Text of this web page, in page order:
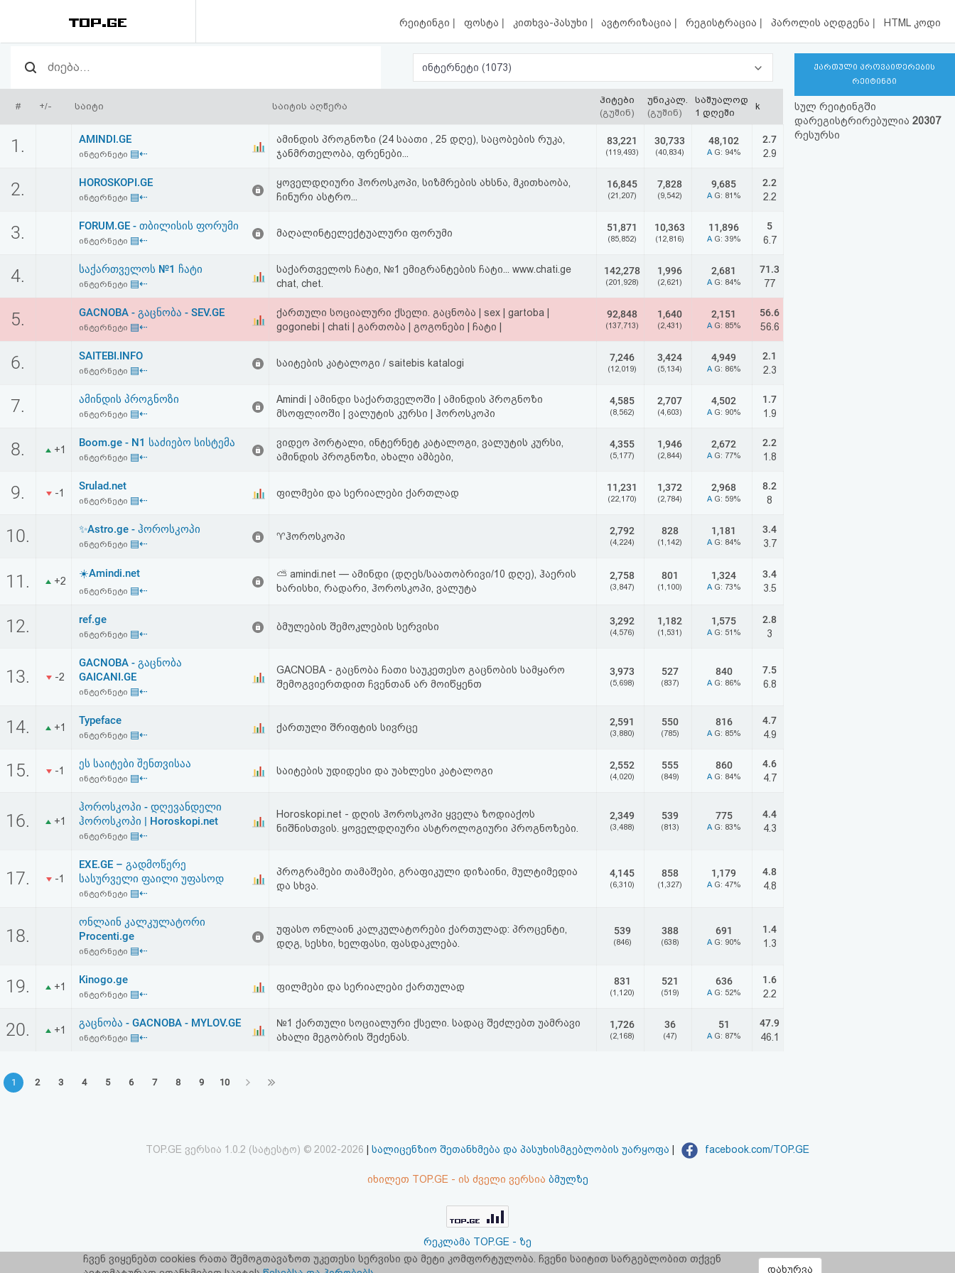
რეიტინგი | ფოსტა | კითხვა-პასუხი | ავტორიზაცია | რეგისტრაცია | პაროლის აღდგენა | HTML კოდი
რეიტინგი
(მთავარი)
ფოსტა
ავტორიზაცია
რეგისტრაცია
პაროლის
აღდგენა
HTML
შეთანხმება
პასუხისმგებლობის
უარყოფა
ინტერნეტი (1073)
# +/- საიტი საიტის აღწერა
ჰიტები
(გუშინ)
უნიკალ.
(გუშინ)
საშუალოდ
1 დღეში
k
1. AMINDI.GE
ინტერნეტი ▤⇠
ამინდის პროგნოზი (24 საათი , 25 დღე), საცობების რუკა,
ჯანმრთელობა, ფრენები...
83,221
(119,493)
30,733
(40,834)
48,102
A G: 94%
2.7
2.9
2. HOROSKOPI.GE
ინტერნეტი ▤⇠
ყოველდღიური ჰოროსკოპი, სიზმრების ახსნა, მკითხაობა,
ჩინური ასტრო...
16,845
(21,207)
7,828
(9,542)
9,685
A G: 81%
2.2
2.2
3. FORUM.GE - თბილისის ფორუმი
ინტერნეტი ▤⇠
მაღალინტელექტუალური ფორუმი 51,871
(85,852)
10,363
(12,816)
11,896
A G: 39%
5
6.7
4. საქართველოს №1 ჩატი
ინტერნეტი ▤⇠
საქართველოს ჩატი, №1 ემიგრანტების ჩატი... www.chati.ge
chat, chet.
142,278
(201,928)
1,996
(2,621)
2,681
A G: 84%
71.3
77
5. GACNOBA - გაცნობა - SEV.GE
ინტერნეტი ▤⇠
ქართული სოციალური ქსელი. გაცნობა | sex | gartoba |
gogonebi | chati | გართობა | გოგონები | ჩატი |
92,848
(137,713)
1,640
(2,431)
2,151
A G: 85%
56.6
56.6
6. SAITEBI.INFO
ინტერნეტი ▤⇠
საიტების კატალოგი / saitebis katalogi 7,246
(12,019)
3,424
(5,134)
4,949
A G: 86%
2.1
2.3
7. ამინდის პროგნოზი
ინტერნეტი ▤⇠
Amindi | ამინდი საქართველოში | ამინდის პროგნოზი
მსოფლიოში | ვალუტის კურსი | ჰოროსკოპი
4,585
(8,562)
2,707
(4,603)
4,502
A G: 90%
1.7
1.9
8. +1
Boom.ge - N1 საძიებო სისტემა
ინტერნეტი ▤⇠
ვიდეო პორტალი, ინტერნეტ კატალოგი, ვალუტის კურსი,
ამინდის პროგნოზი, ახალი ამბები,
4,355
(5,177)
1,946
(2,844)
2,672
A G: 77%
2.2
1.8
9. -1
Srulad.net
ინტერნეტი ▤⇠
ფილმები და სერიალები ქართლად 11,231
(22,170)
1,372
(2,784)
2,968
A G: 59%
8.2
8
10. ✨Astro.ge - ჰოროსკოპი
ინტერნეტი ▤⇠
♈ჰოროსკოპი 2,792
(4,224)
828
(1,142)
1,181
A G: 84%
3.4
3.7
11. +2
☀️Amindi.net
ინტერნეტი ▤⇠
⛅ amindi.net — ამინდი (დღეს/საათობრივი/10 დღე), ჰაერის
ხარისხი, რადარი, ჰოროსკოპი, ვალუტა
2,758
(3,847)
801
(1,100)
1,324
A G: 73%
3.4
3.5
12. ref.ge
ინტერნეტი ▤⇠
ბმულების შემოკლების სერვისი 3,292
(4,576)
1,182
(1,531)
1,575
A G: 51%
2.8
3
13. -2
GACNOBA - გაცნობა
GAICANI.GE
ინტერნეტი ▤⇠
GACNOBA - გაცნობა ჩათი საუკეთესო გაცნობის სამყარო
შემოგვიერთდით ჩვენთან არ მოიწყენთ
3,973
(5,698)
527
(837)
840
A G: 86%
7.5
6.8
14. +1
Typeface
ინტერნეტი ▤⇠
ქართული შრიფტის სივრცე 2,591
(3,880)
550
(785)
816
A G: 85%
4.7
4.9
15. -1
ეს საიტები შენთვისაა
ინტერნეტი ▤⇠
საიტების უდიდესი და უახლესი კატალოგი 2,552
(4,020)
555
(849)
860
A G: 84%
4.6
4.7
16. +1
ჰოროსკოპი - დღევანდელი
ჰოროსკოპი | Horoskopi.net
ინტერნეტი ▤⇠
Horoskopi.net - დღის ჰოროსკოპი ყველა ზოდიაქოს
ნიშნისთვის. ყოველდღიური ასტროლოგიური პროგნოზები.
2,349
(3,488)
539
(813)
775
A G: 83%
4.4
4.3
17. -1
EXE.GE – გადმოწერე
სასურველი ფაილი უფასოდ
ინტერნეტი ▤⇠
პროგრამები თამაშები, გრაფიკული დიზაინი, მულტიმედია
და სხვა.
4,145
(6,310)
858
(1,327)
1,179
A G: 47%
4.8
4.8
18.
ონლაინ კალკულატორი
Procenti.ge
ინტერნეტი ▤⇠
უფასო ონლაინ კალკულატორები ქართულად: პროცენტი,
დღგ, სესხი, ხელფასი, ფასდაკლება.
539
(846)
388
(638)
691
A G: 90%
1.4
1.3
19. +1
Kinogo.ge
ინტერნეტი ▤⇠
ფილმები და სერიალები ქართულად 831
(1,120)
521
(519)
636
A G: 52%
1.6
2.2
20. +1
გაცნობა - GACNOBA - MYLOV.GE
ინტერნეტი ▤⇠
№1 ქართული სოციალური ქსელი. სადაც შეძლებთ უამრავი
ახალი მეგობრის შეძენას.
1,726
(2,168)
36
(47)
51
A G: 87%
47.9
46.1
1 2 3 4 5 6 7 8 9 10
ქართული პროვაიდერების
რეიტინგი
სულ რეიტინგში
დარეგისტრირებულია 20307
რესურსი
TOP.GE ვერსია 1.0.2 (სატესტო) © 2002-2026 სალიცენზიო შეთანხმება და პასუხისმგებლობის უარყოფა facebook.com/TOP.GE
იხილეთ TOP.GE - ის ძველი ვერსია ბმულზე
რეკლამა TOP.GE - ზე
ჩვენ ვიყენებთ cookies რათა შემოგთავაზოთ უკეთესი სერვისი და მეტი კომფორტულობა. ჩვენი საიტით სარგებლობით თქვენ
დახურვა